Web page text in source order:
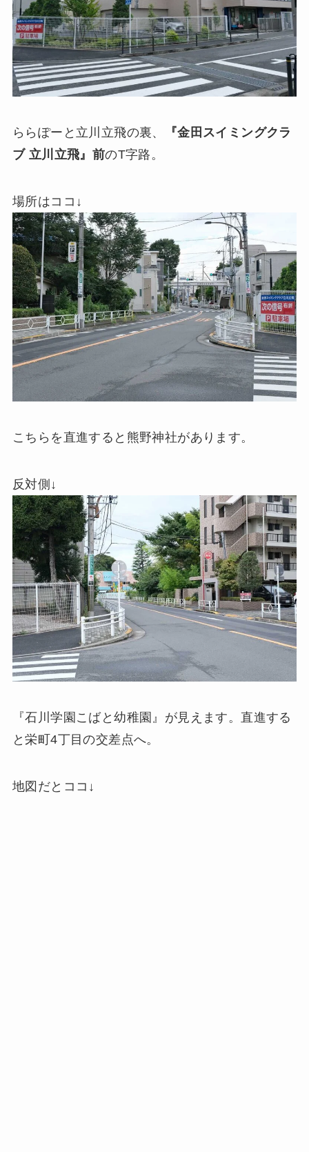
ららぽーと立川立飛の裏、
『金田スイミングクラ
ブ 立川立飛』前のT字路。
場所はココ↓
こちらを直進すると熊野神社があります。
反対側↓
『石川学園こばと幼稚園』が見えます。直進する
と栄町4丁目の交差点へ。
地図だとココ↓